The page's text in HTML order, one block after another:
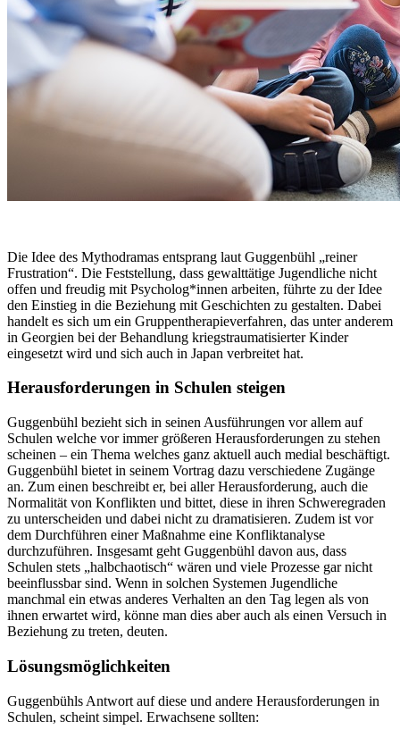
Die Idee des Mythodramas entsprang laut Guggenbühl „reiner
Frustration“. Die Feststellung, dass gewalttätige Jugendliche nicht
offen und freudig mit Psycholog*innen arbeiten, führte zu der Idee
den Einstieg in die Beziehung mit Geschichten zu gestalten. Dabei
handelt es sich um ein Gruppentherapieverfahren, das unter anderem
in Georgien bei der Behandlung kriegstraumatisierter Kinder
eingesetzt wird und sich auch in Japan verbreitet hat.
Herausforderungen in Schulen steigen
Guggenbühl bezieht sich in seinen Ausführungen vor allem auf
Schulen welche vor immer größeren Herausforderungen zu stehen
scheinen – ein Thema welches ganz aktuell auch medial beschäftigt.
Guggenbühl bietet in seinem Vortrag dazu verschiedene Zugänge
an. Zum einen beschreibt er, bei aller Herausforderung, auch die
Normalität von Konflikten und bittet, diese in ihren Schweregraden
zu unterscheiden und dabei nicht zu dramatisieren. Zudem ist vor
dem Durchführen einer Maßnahme eine Konfliktanalyse
durchzuführen. Insgesamt geht Guggenbühl davon aus, dass
Schulen stets „halbchaotisch“ wären und viele Prozesse gar nicht
beeinflussbar sind. Wenn in solchen Systemen Jugendliche
manchmal ein etwas anderes Verhalten an den Tag legen als von
ihnen erwartet wird, könne man dies aber auch als einen Versuch in
Beziehung zu treten, deuten.
Lösungsmöglichkeiten
Guggenbühls Antwort auf diese und andere Herausforderungen in
Schulen, scheint simpel. Erwachsene sollten: